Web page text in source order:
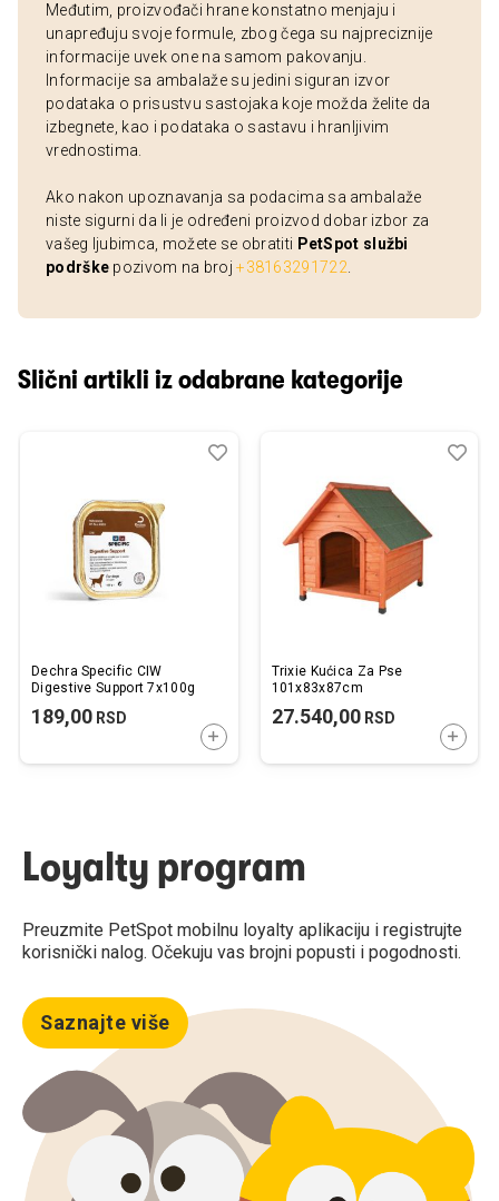
Međutim, proizvođači hrane konstatno menjaju i
unapređuju svoje formule, zbog čega su najpreciznije
informacije uvek one na samom pakovanju.
Informacije sa ambalaže su jedini siguran izvor
podataka o prisustvu sastojaka koje možda želite da
izbegnete, kao i podataka o sastavu i hranljivim
vrednostima.
Ako nakon upoznavanja sa podacima sa ambalaže
niste sigurni da li je određeni proizvod dobar izbor za
vašeg ljubimca, možete se obratiti PetSpot službi
podrške pozivom na broj+38163291722
Slični artikli iz odabrane kategorije
Dechra Specific CIW
Digestive Support 7x100g
189,00 RSD
DODAJTE U KORPU
Dodaj
Uporedi
Trixie Kućica Za Pse
101x83x87cm
27.540,00RSD
Loyalty program
Preuzmite PetSpot mobilnu loyalty aplikaciju i registrujte
korisnički nalog. Očekuju vas brojni popusti i pogodnosti.
Saznajte više